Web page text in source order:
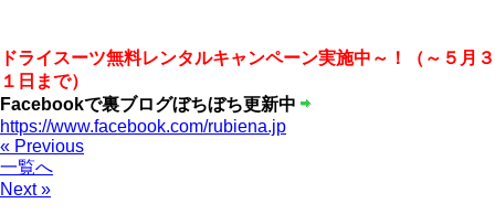
ドライスーツ無料レンタルキャンペーン実施中～！（～５月３
１日まで）
Facebookで裏ブログぼちぼち更新中
https://www.facebook.com/rubiena.jp
« Previous
一覧へ
Next »